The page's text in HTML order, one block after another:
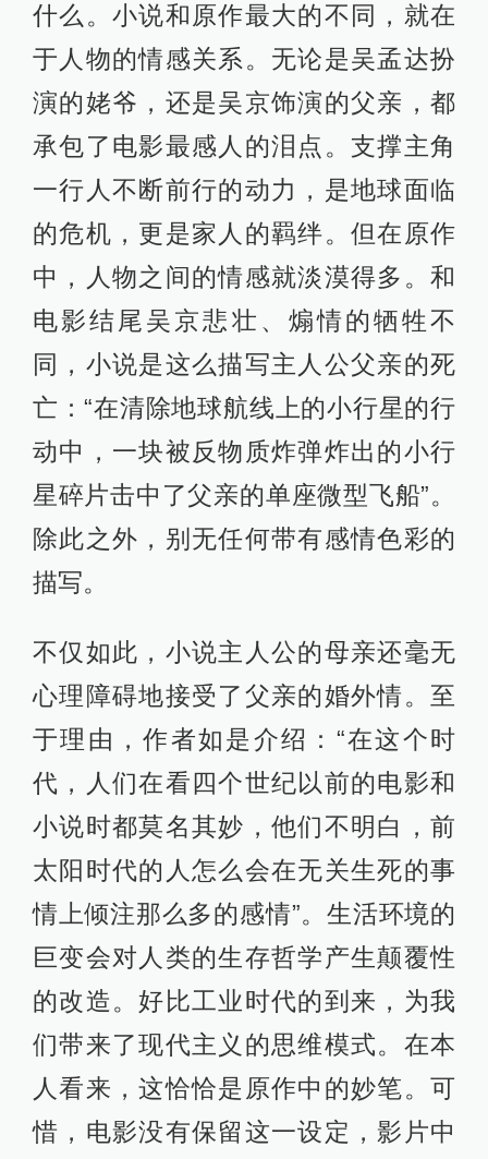
什么。小说和原作最大的不同，就在
于人物的情感关系。无论是吴孟达扮
演的姥爷，还是吴京饰演的父亲，都
承包了电影最感人的泪点。支撑主角
一行人不断前行的动力，是地球面临
的危机，更是家人的羁绊。但在原作
中，人物之间的情感就淡漠得多。和
电影结尾吴京悲壮、煽情的牺牲不
同，小说是这么描写主人公父亲的死
亡：“在清除地球航线上的小行星的行
动中，一块被反物质炸弹炸出的小行
星碎片击中了父亲的单座微型飞船”。
除此之外，别无任何带有感情色彩的
描写。
不仅如此，小说主人公的母亲还毫无
心理障碍地接受了父亲的婚外情。至
于理由，作者如是介绍：“在这个时
代，人们在看四个世纪以前的电影和
小说时都莫名其妙，他们不明白，前
太阳时代的人怎么会在无关生死的事
情上倾注那么多的感情”。生活环境的
巨变会对人类的生存哲学产生颠覆性
的改造。好比工业时代的到来，为我
们带来了现代主义的思维模式。在本
人看来，这恰恰是原作中的妙笔。可
惜，电影没有保留这一设定，影片中